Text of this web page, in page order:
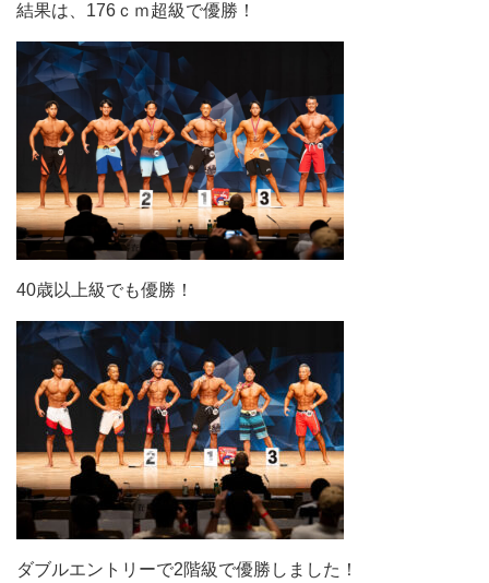
結果は、176ｃｍ超級で優勝！
40歳以上級でも優勝！
ダブルエントリーで2階級で優勝しました！